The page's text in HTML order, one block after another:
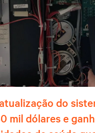
do
mil dólares e